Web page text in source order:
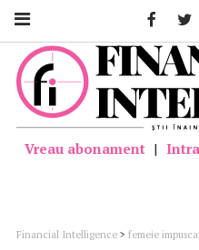
Vreau abonament |
Financial Intelligence > femeie
FacebookTwitter